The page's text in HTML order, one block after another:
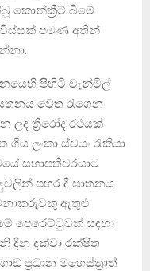
කොන්ක්‍රීට් බිමේ
විස්සක් පමණ අතින්
පිහිටි චැන්මිල්
වෙත රැගෙන
ත්‍රිරෝද රථයක්
ලංකා ස්වයං රැකියා
සභාපතිවරයාට
පහර දී ඝාතනය
ඇතුළු
පෙරෙට්ටුවක් සඳහා
දින දක්වා රක්ෂිත
ප්‍රධාන මහෙස්ත්‍රාත්